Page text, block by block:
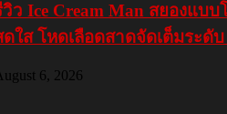
วิว Ice Cream Man สยองแบ
ดใส โหดเลือดสาดจัดเต็มระดับ
6, 2026